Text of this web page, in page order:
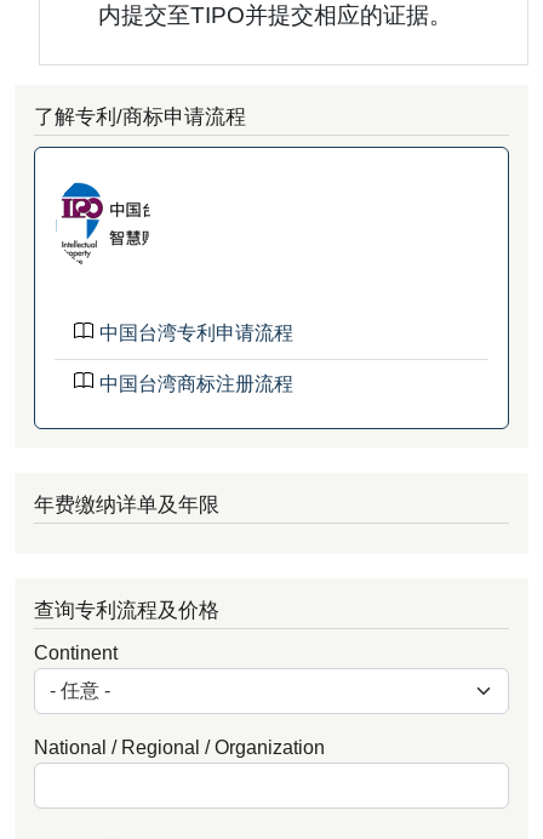
内提交至TIPO并提交相应的证据。
了解专利/商标申请流程
中国台湾专利申请流程
中国台湾商标注册流程
年费缴纳详单及年限
查询专利流程及价格
Continent
National / Regional / Organization